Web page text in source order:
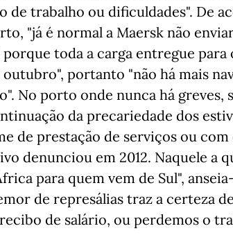
de trabalho ou dificuldades". De
"já é normal a Maersk não
toda a carga entregue para
portanto "não há mais
No porto onde nunca há greves,
da precariedade dos
de prestação de serviços ou
denunciou em 2012. Naquele a
para quem vem de Sul",
de represálias traz a certeza
de salário, ou perdemos o